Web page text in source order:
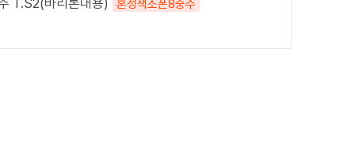
T.S2(바리톤대용) 혼성색소폰8중주